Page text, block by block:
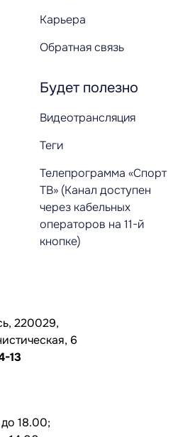
Карьера
Обратная связь
Будет полезно
Видеотрансляция
Теги
Телепрограмма «Спорт
ТВ» (Канал доступен
через кабельных
операторов на 11-й
кнопке)
220029,
6
13
18.00;